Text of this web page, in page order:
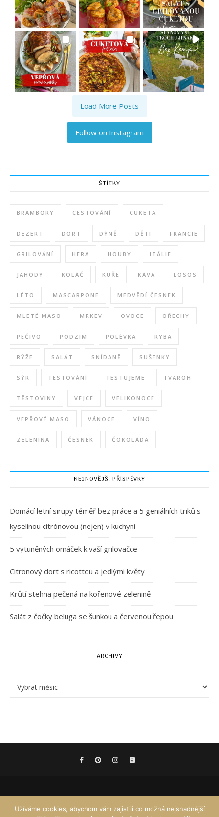
Load More Posts
Follow on Instagram
ŠTÍTKY
BRAMBORY CESTOVÁNÍ CUKETA
DEZERT DORT DÝNĚ DĚTI FRANCIE
GRILOVÁNÍ HERA HOUBY ITÁLIE
JAHODY KOLÁČ KUŘE KÁVA LOSOS
LÉTO MASCARPONE MEDVĚDÍ ČESNEK
MLETÉ MASO MRKEV OVOCE OŘECHY
PEČIVO PODZIM POLÉVKA RYBA
RÝŽE SALÁT SNÍDANĚ SUŠENKY
SÝR TESTOVÁNÍ TESTUJEME TVAROH
TĚSTOVINY VEJCE VELIKONOCE
VEPŘOVÉ MASO VÁNOCE VÍNO
ZELENINA ČESNEK ČOKOLÁDA
NEJNOVĚJŠÍ PŘÍSPĚVKY
Domácí letní sirupy téměř bez práce a 5 geniálních triků s
kyselinou citrónovou (nejen) v kuchyni
5 vytuněných omáček k vaší grilovačce
Citronový dort s ricottou a jedlými květy
Krůtí stehna pečená na kořenové zelenině
Salát z čočky beluga se šunkou a červenou řepou
ARCHIVY
Užíváme cookies, abychom vám zajistili co možná nejsnadnější